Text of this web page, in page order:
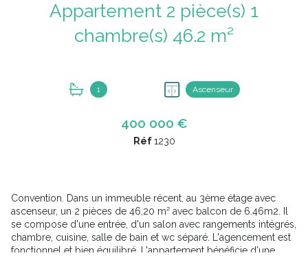
Appartement 2 pièce(s) 1
chambre(s) 46.2 m²
1 Ascenseur
400 000 €
Réf1230
Convention. Dans un immeuble récent, au 3ème étage avec
ascenseur, un 2 pièces de 46,20 m² avec balcon de 6.46m2. Il
se compose d'une entrée, d'un salon avec rangements intégrés,
chambre, cuisine, salle de bain et wc séparé. L'agencement est
fonctionnel et bien équilibré. L'appartement bénéficie d'une